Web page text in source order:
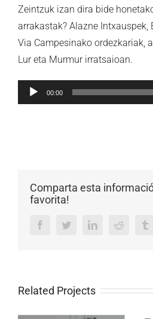
Zeintzuk izan dira bide
arrakastak? Alazne Intxauspek,
Via Campesinako ordezkariak,
Lur eta Murmur irratsaioan.
Soinu
erreproduzigailua
00:00
Comparta esta
favorita!
FacebookTwitterLinkedInReddit
Related Projects